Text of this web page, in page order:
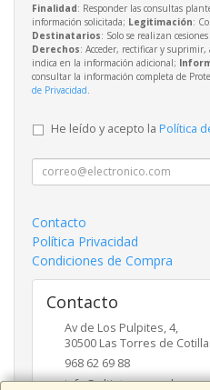
Finalidad: Responder las consultas
información solicitada; Legitimación:
Destinatarios: Solo se realizan
Derechos: Acceder, rectificar y suprimir,
indica en la información adicional;
consultar la información completa de
de Privacidad
He leído y acepto la Política
Contacto
Política Privacidad
Condiciones de Compra
Contacto
Av de Los Pulpites, 4,
30500 Las Torres de
968 62 69 88